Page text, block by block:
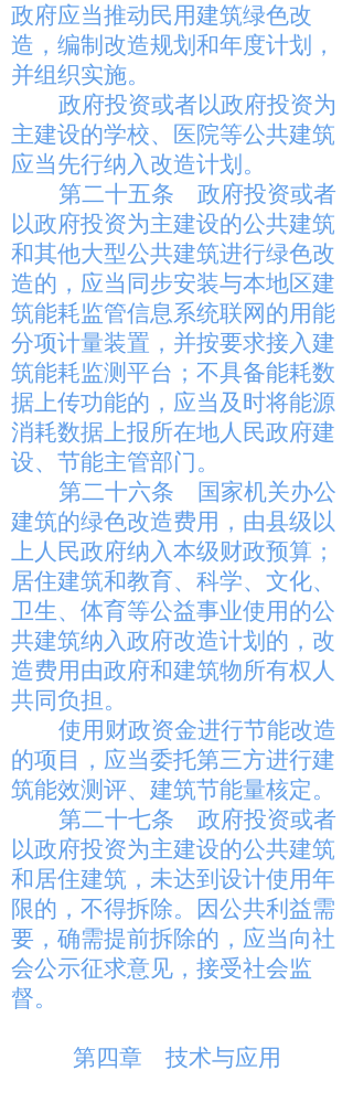
政府应当推动民用建筑绿色改
造，编制改造规划和年度计划，
并组织实施。
政府投资或者以政府投资为
主建设的学校、医院等公共建筑
应当先行纳入改造计划。
第二十五条
政府投资或者
以政府投资为主建设的公共建筑
和其他大型公共建筑进行绿色改
造的，应当同步安装与本地区建
筑能耗监管信息系统联网的用能
分项计量装置，并按要求接入建
筑能耗监测平台；不具备能耗数
据上传功能的，应当及时将能源
消耗数据上报所在地人民政府建
设、节能主管部门。
第二十六条
国家机关办公
建筑的绿色改造费用，由县级以
上人民政府纳入本级财政预算；
居住建筑和教育、科学、文化、
卫生、体育等公益事业使用的公
共建筑纳入政府改造计划的，改
造费用由政府和建筑物所有权人
共同负担。
使用财政资金进行节能改造
的项目，应当委托第三方进行建
筑能效测评、建筑节能量核定。
第二十七条
政府投资或者
以政府投资为主建设的公共建筑
和居住建筑，未达到设计使用年
限的，不得拆除。因公共利益需
要，确需提前拆除的，应当向社
会公示征求意见，接受社会监
督。
第四章 技术与应用